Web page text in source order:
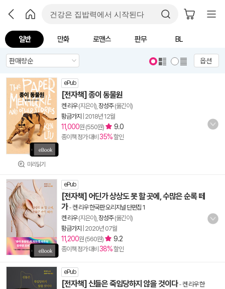
일반 만화 로맨스 판무 BL
옵션
미리읽기
ePub
[전자책] 종이 동물원
켄 리우(지은이), 장성주(옮긴이)
황금가지
2018년 12월
11,000원 (550원) 9.0
종이책 정가 대비 35%할인
ePub
[전자책] 어딘가 상상도 못 할 곳에, 수많은 순록 떼
가-켄 리우 한국판 오리지널 단편집 1
켄 리우(지은이), 장성주(옮긴이)
황금가지
2020년 07월
11,200원 (560원) 9.2
종이책 정가 대비 38%할인
ePub
[전자책] 신들은 죽임당하지 않을 것이다-켄 리우 한